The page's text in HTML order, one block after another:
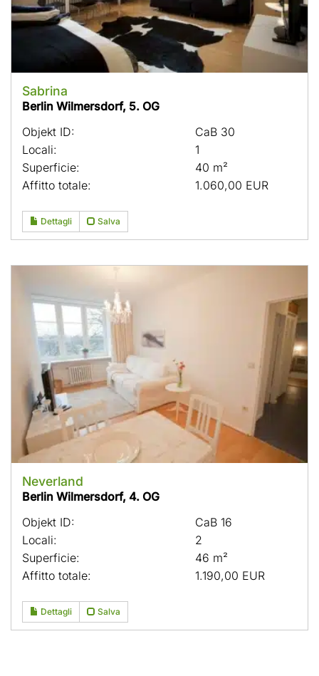
Sabrina
Berlin Wilmersdorf, 5. OG
Objekt ID:
CaB 30
Locali:
1
Superficie:
40 m²
Affitto totale:
1.060,00 EUR
Dettagli Salva
Neverland
Berlin Wilmersdorf, 4. OG
Objekt ID:
CaB 16
Locali:
2
Superficie:
46 m²
Affitto totale:
1.190,00 EUR
Dettagli Salva